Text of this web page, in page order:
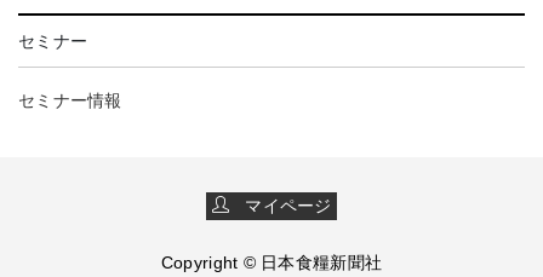
セミナー
セミナー情報
マイページ
Copyright © 日本食糧新聞社